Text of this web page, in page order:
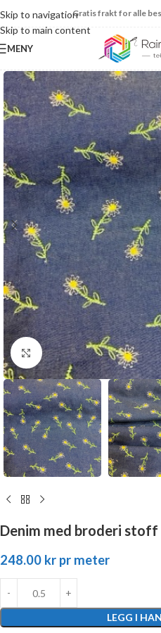
Skip to navigation
Skip to main content
Gratis frakt for alle
MENY
Click to enlarge
Denim med broderi stoff
248.00 kr pr meter
LEGG I